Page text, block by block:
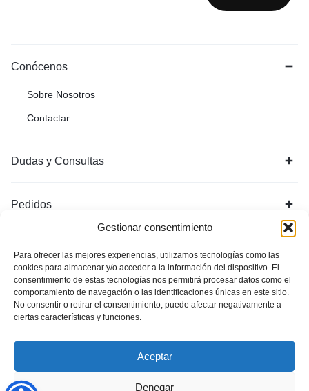
Gestionar consentimiento
Para ofrecer las mejores experiencias, utilizamos tecnologías como las
cookies para almacenar y/o acceder a la información del dispositivo. El
consentimiento de estas tecnologías nos permitirá procesar datos como el
comportamiento de navegación o las identificaciones únicas en este sitio.
No consentir o retirar el consentimiento, puede afectar negativamente a
ciertas características y funciones.
Aceptar
Denegar
Conócenos
Sobre Nosotros
Contactar
Dudas y Consultas
Pedidos
Política de Privacidad Aviso Legal Política de cookies (UE)
Copyright © 2026 OrgonitasArtesanales. Todos los derechos